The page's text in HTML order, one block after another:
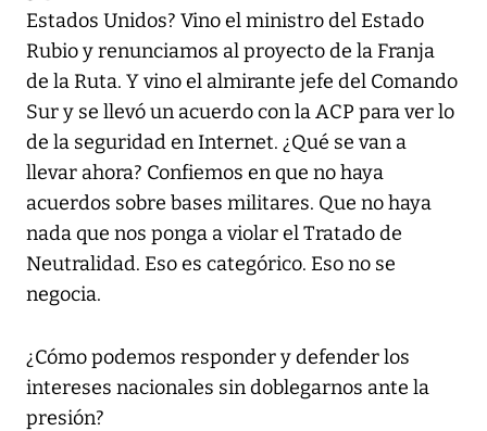
Estados Unidos? Vino el ministro del Estado
Rubio y renunciamos al proyecto de la Franja
de la Ruta. Y vino el almirante jefe del Comando
Sur y se llevó un acuerdo con la ACP para ver lo
de la seguridad en Internet. ¿Qué se van a
llevar ahora? Confiemos en que no haya
acuerdos sobre bases militares. Que no haya
nada que nos ponga a violar el Tratado de
Neutralidad. Eso es categórico. Eso no se
negocia.
¿Cómo podemos responder y defender los
intereses nacionales sin doblegarnos ante la
presión?